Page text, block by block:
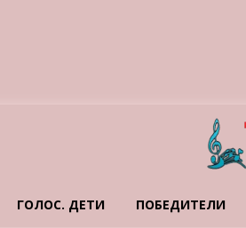
ГОЛОС. ДЕТИ ПОБЕДИТЕЛИ